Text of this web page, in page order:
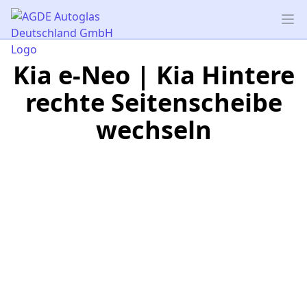
AGDE Autoglas Deutschland GmbH
Kia e-Neo | Kia Hintere
rechte Seitenscheibe
wechseln